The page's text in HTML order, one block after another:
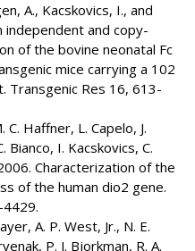
A., Kacskovics, I., and
independent and copy-
of the bovine neonatal Fc
mice carrying a 102
Transgenic Res 16, 613-
C. Haffner, L. Capelo, J.
Bianco, I. Kacskovics, C.
Characterization of the
of the human dio2 gene.
A. P. West, Jr., N. E.
P. J. Bjorkman, R. A.